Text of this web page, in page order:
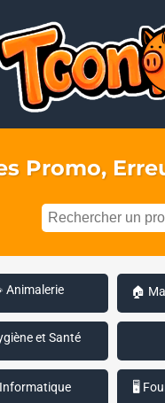
Promo,
Animalerie 🏠
et Santé
🖥️